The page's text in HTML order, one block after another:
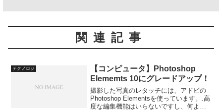
関連記事
テクノロジ
【コンピュータ】Photoshop
Elememts 10にグレードアップ！
撮影した写真のレタッチには、アドビの
Photoshop Elementsを使っています。.高
度な編集機能はいらないですし、何より